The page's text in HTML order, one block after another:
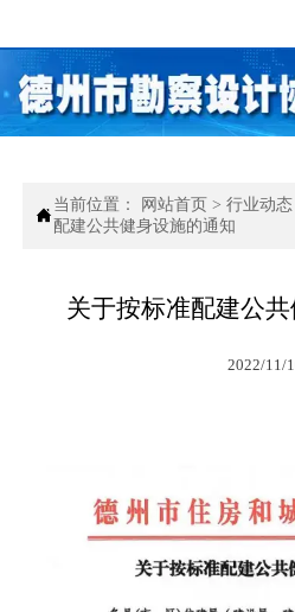

当前位置： 网站首页 > 行业动态
配建公共健身设施的通知
关于按标准配建公
2022/11/